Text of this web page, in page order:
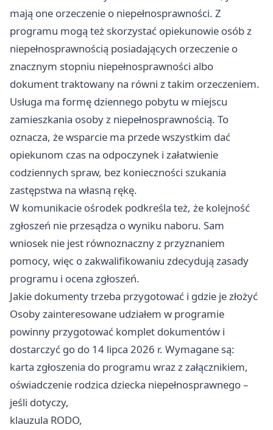
mają one orzeczenie o niepełnosprawności. Z
programu mogą też skorzystać opiekunowie osób z
niepełnosprawnością posiadających orzeczenie o
znacznym stopniu niepełnosprawności albo
dokument traktowany na równi z takim orzeczeniem.
Usługa ma formę dziennego pobytu w miejscu
zamieszkania osoby z niepełnosprawnością. To
oznacza, że wsparcie ma przede wszystkim dać
opiekunom czas na odpoczynek i załatwienie
codziennych spraw, bez konieczności szukania
zastępstwa na własną rękę.
W komunikacie ośrodek podkreśla też, że kolejność
zgłoszeń nie przesądza o wyniku naboru. Sam
wniosek nie jest równoznaczny z przyznaniem
pomocy, więc o zakwalifikowaniu zdecydują zasady
programu i ocena zgłoszeń.
Jakie dokumenty trzeba przygotować i gdzie je złożyć
Osoby zainteresowane udziałem w programie
powinny przygotować komplet dokumentów i
dostarczyć go do 14 lipca 2026 r. Wymagane są:
karta zgłoszenia do programu wraz z załącznikiem,
oświadczenie rodzica dziecka niepełnosprawnego –
jeśli dotyczy,
klauzula RODO,